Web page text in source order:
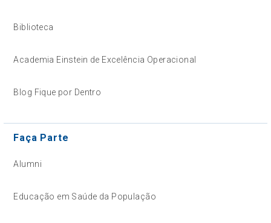
Biblioteca
Academia Einstein de Excelência Operacional
Blog Fique por Dentro
Faça Parte
Alumni
Educação em Saúde da População